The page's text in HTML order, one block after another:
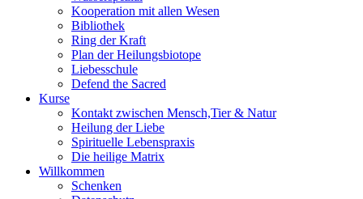
Kooperation mit allen Wesen
Bibliothek
Ring der Kraft
Plan der Heilungsbiotope
Liebesschule
Defend the Sacred
Kurse
Kontakt zwischen Mensch,Tier & Natur
Heilung der Liebe
Spirituelle Lebenspraxis
Die heilige Matrix
Willkommen
Schenken